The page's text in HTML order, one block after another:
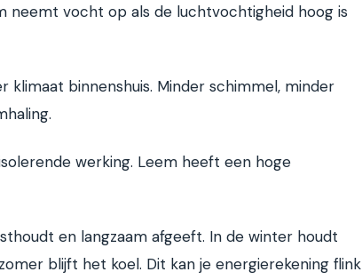
neemt vocht op als de luchtvochtigheid hoog is
klimaat binnenshuis. Minder schimmel, minder
werking. Leem heeft een hoge
en langzaam afgeeft. In de winter houdt
blijft het koel. Dit kan je energierekening flink